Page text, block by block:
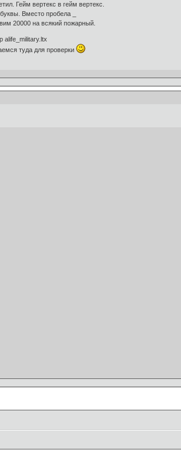
Гейм вертекс в гейм вертекс.
Вместо пробела _
20000 на всякий пожарный.
alife_military.ltx
туда для проверки